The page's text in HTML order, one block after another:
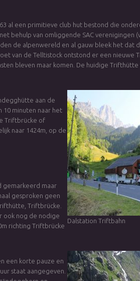
al een primitieve club hut bestond die
behulp van omliggende SAC verenigingen
de alpenwereld en al gauw bleek het dat
van de Telltistock ontstond er een nieuwe
bleven maar komen. De huidige
Dalstation Triftbahn
aan de
10 minuten naar het
Triftbrücke of
naar 1424m, op de
gemarkeerd maar
gesproken geen
Triftbrücke.
ook nog de nodige
richting Triftbrücke
een korte pauze en
staat aangegeven.